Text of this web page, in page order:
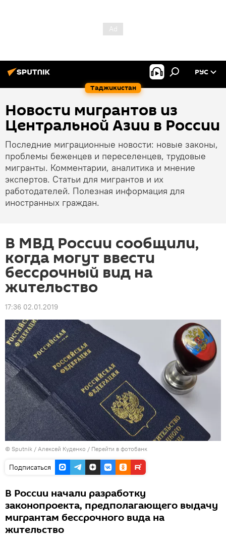
Таджикистан
РУС
Новости мигрантов из
Центральной Азии в России
Последние миграционные новости: новые законы,
проблемы беженцев и переселенцев, трудовые
мигранты. Комментарии, аналитика и мнение
экспертов. Статьи для мигрантов и их
работодателей. Полезная информация для
иностранных граждан.
В МВД России сообщили,
когда могут ввести
бессрочный вид на
жительство
17:36 02.01.2019
© Sputnik / Алексей Куденко / Перейти в фотобанк
Подписаться
В России начали разработку
законопроекта, предполагающего выдачу
мигрантам бессрочного вида на
жительство